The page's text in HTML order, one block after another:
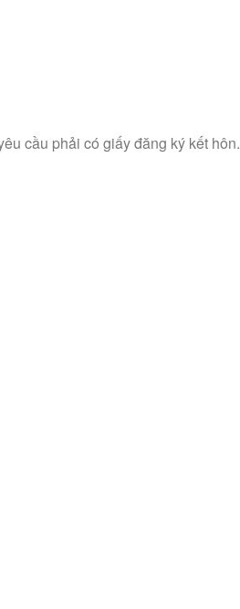
cầu phải có giấy đăng ký kết hôn.